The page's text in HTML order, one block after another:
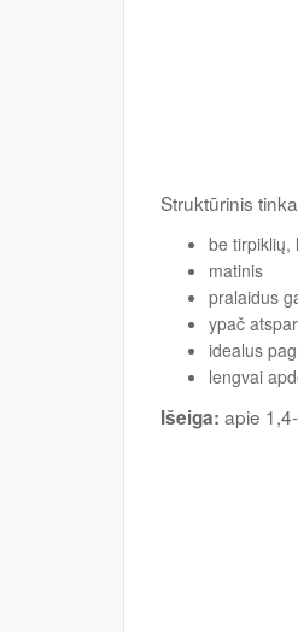
Struktūrinis
be tirpiklių,
matinis
pralaidus
ypač
idealus
lengvai
Išeiga: apie